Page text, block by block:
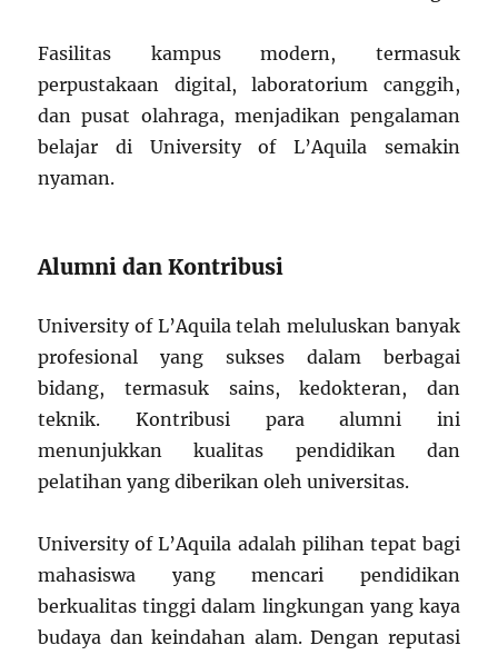
Fasilitas kampus modern, termasuk
perpustakaan digital, laboratorium canggih,
dan pusat olahraga, menjadikan pengalaman
belajar di University of L’Aquila semakin
nyaman.
Alumni dan Kontribusi
University of L’Aquila telah meluluskan banyak
profesional yang sukses dalam berbagai
bidang, termasuk sains, kedokteran, dan
teknik. Kontribusi para alumni ini
menunjukkan kualitas pendidikan dan
pelatihan yang diberikan oleh universitas.
University of L’Aquila adalah pilihan tepat bagi
mahasiswa yang mencari pendidikan
berkualitas tinggi dalam lingkungan yang kaya
budaya dan keindahan alam. Dengan reputasi